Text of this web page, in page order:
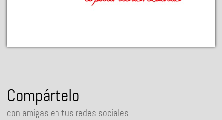
Compártelo
con amigas en tus redes sociales